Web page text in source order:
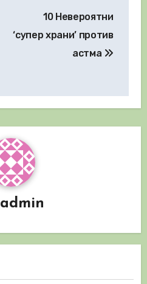
10 Невероятни
‘супер храни’ против
астма
admin